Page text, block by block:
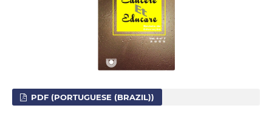
PDF (PORTUGUESE (BRAZIL))